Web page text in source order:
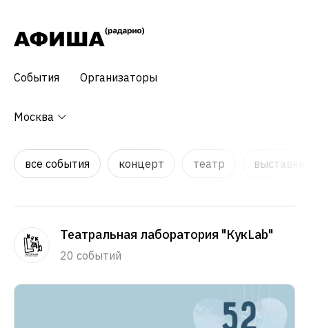
События Организаторы
Москва
все события концерт театр
Театральная лаборатория "КукLab"
20 событий